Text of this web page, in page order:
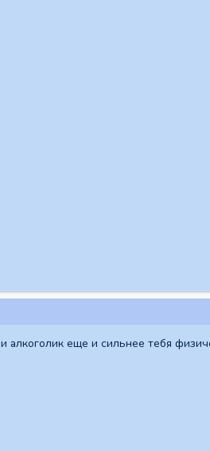
алкоголик еще и сильнее тебя